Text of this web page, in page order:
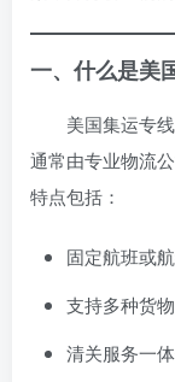
一、什么是美
美国集运专
通常由专业物流
特点包括：
固定航班或
支持多种货
清关服务一